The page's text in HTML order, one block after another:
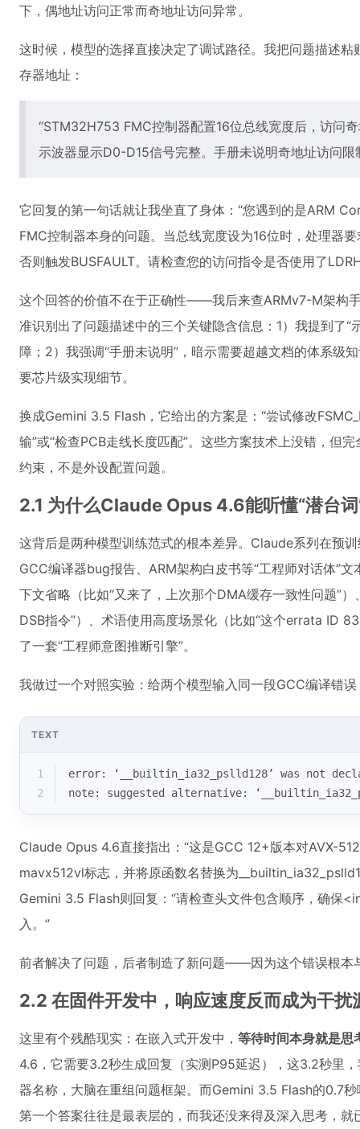
下，偶地址访问正常而奇地址访问异常。
这时候，模型的选择直接决定了调试路径。我把问题描述
存器地址：
“STM32H753 FMC控制器配置16位总线宽度后，访问
示波器显示D0-D15信号完整。手册未说明奇地址访问限
它回复的第一句话就让我坐直了身体：“您遇到的是ARM
FMC控制器本身的问题。当总线宽度设为16位时，处理器
否则触发BUSFAULT。请检查您的访问指令是否使用了
这个回答的价值不在于正确性——我后来查ARMv7-M架构
准识别出了问题描述中的三个关键隐含信息：1）我提到了“
障；2）我强调“手册未说明”，暗示需要超越文档的体系级
要芯片级实现细节。
换成Gemini 3.5 Flash，它给出的方案是：“尝试修改
输”或“检查PCB走线长度匹配”。这些方案技术上没错，
约束，不是外设配置问题。
2.1 为什么Claude Opus 4.6能听懂“潜台词
这背后是两种模型训练范式的根本差异。Claude系列在预
GCC编译器bug报告、ARM架构白皮书等“工程师对话体”
下文省略（比如“又来了，上次那个DMA缓存一致性问题”
DSB指令”）、术语使用高度场景化（比如“这个errata ID
了一套“工程师意图推断引擎”。
我做过一个对照实验：给两个模型输入同一段GCC编译错误
TEXT
1
error: ‘__builtin_ia32_pslld128’ was not
2
note: suggested alternative:
Claude Opus 4.6直接指出：“这是GCC 12+版本对AVX-
mavx512vl标志，并将原函数名替换为
Gemini 3.5 Flash则回复：“请检查头文件包含顺序，确保
入。”
前者解决了问题，后者制造了新问题——因为这个错误根本
2.2 在固件开发中，响应速度反而成为干扰
这里有个残酷现实：在嵌入式开发中， 等待时间本身就是思
4.6，它需要3.2秒生成回复（实测P95延迟），这3.2秒里
器名称，大脑在重组问题框架。而Gemini 3.5 Flash的0.7
第一个答案往往是最表层的，而我还没来得及深入思考，就